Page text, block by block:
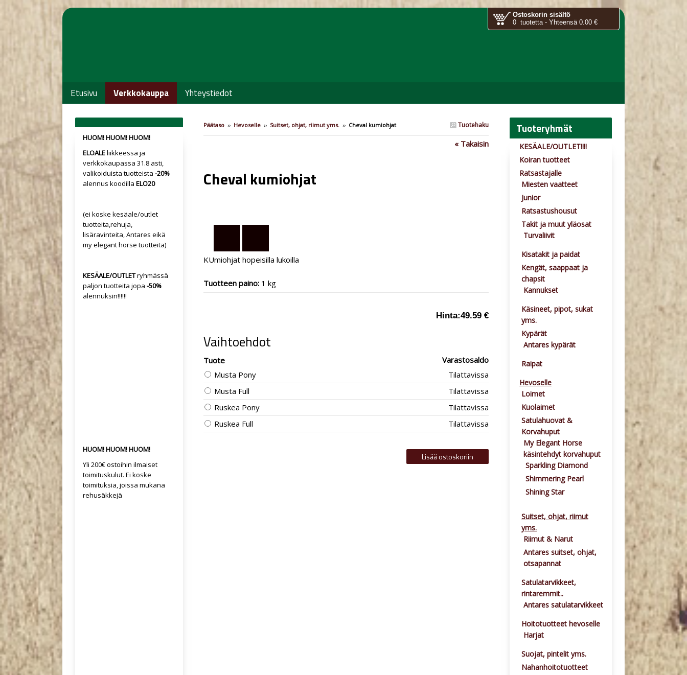
Ostoskorin sisältö
0 tuotetta - Yhteensä 0.00 €
Etusivu Verkkokauppa Yhteystiedot
Tuotehaku
Päätaso ›› Hevoselle ›› Suitset, ohjat, riimut yms. ›› Cheval kumiohjat
« Takaisin
Cheval kumiohjat
KUmiohjat hopeisilla lukoilla
Tuotteen paino: 1 kg
Hinta:49.59 €
Vaihtoehdot
Tuote
Varastosaldo
Musta Pony
Tilattavissa
Musta Full
Tilattavissa
Ruskea Pony
Tilattavissa
Ruskea Full
Tilattavissa
HUOM! HUOM! HUOM!
ELOALEliikkeessä ja
verkkokaupassa 31.8 asti,
valikoiduista tuotteista -20%
alennus koodilla ELO20
(ei koske kesäale/outlet
tuotteita,rehuja,
lisäravinteita, Antares eikä
my elegant horse tuotteita)
KESÄALE/OUTLETryhmässä
paljon tuotteita jopa -50%
alennuksin!!!!!!
HUOM! HUOM! HUOM!
Yli 200€ ostoihin ilmaiset
toimituskulut. Ei koske
toimituksia, joissa mukana
rehusäkkejä
Tuoteryhmät
KESÄALE/OUTLET!!!!
Koiran tuotteet
Ratsastajalle
Miesten vaatteet
Junior
Ratsastushousut
Takit ja muut yläosat
Turvaliivit
Kisatakit ja paidat
Kengät, saappaat ja
chapsit
Kannukset
Käsineet, pipot, sukat
yms.
Kypärät
Antares kypärät
Raipat
Hevoselle
Loimet
Kuolaimet
Satulahuovat &
Korvahuput
My Elegant Horse
käsintehdyt korvahuput
Sparkling Diamond
Shimmering Pearl
Shining Star
Suitset, ohjat, riimut
yms.
Riimut & Narut
Antares suitset, ohjat,
otsapannat
Satulatarvikkeet,
rintaremmit..
Antares satulatarvikkeet
Hoitotuotteet hevoselle
Harjat
Suojat, pintelit yms.
Nahanhoitotuotteet